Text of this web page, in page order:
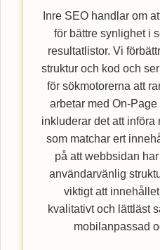
Inre SEO handlar om
för bättre synlighet i
resultatlistor. Vi
struktur och kod och
för sökmotorerna att
arbetar med On-
inkluderar det att införa
som matchar ert
på att webbsidan
användarvänlig
viktigt att
kvalitativt och lättläst
mobilanpassad